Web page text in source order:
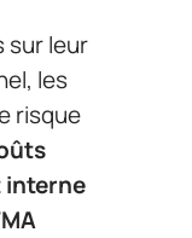
sur leur
les
risque